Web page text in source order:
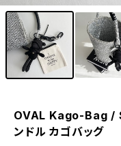
OVAL Kago-Bag /
ンドル カゴバッグ